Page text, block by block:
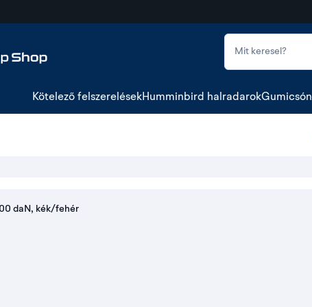
Kötelező felszerelésekHumminbird halradarok